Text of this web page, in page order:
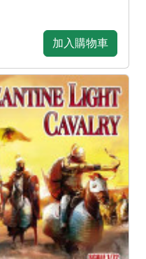
加入購物車